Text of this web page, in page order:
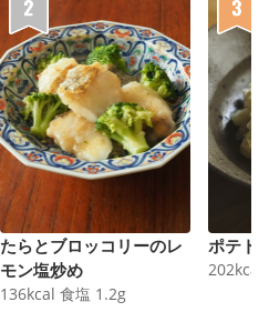
たらとブロッコリーのレ
モン塩炒め
136kcal 食塩 1.2g
ポテト
202kcal